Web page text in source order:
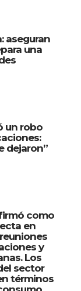
aseguran
una
un robo
dejaron”
como
en
y
Los
sector
términos